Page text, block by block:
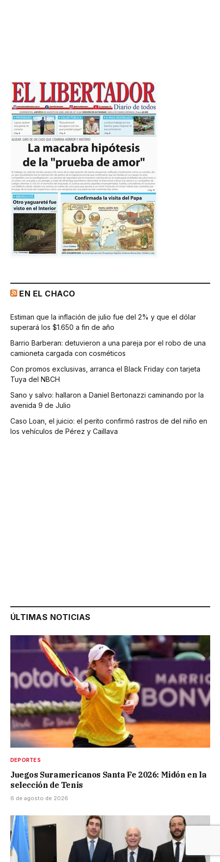
EN EL CHACO
Estiman que la inflación de julio fue del 2% y que el dólar
superará los $1.650 a fin de año
Barrio Barberan: detuvieron a una pareja por el robo de una
camioneta cargada con cosméticos
Con promos exclusivas, arranca el Black Friday con tarjeta
Tuya del NBCH
Sano y salvo: hallaron a Daniel Bertonazzi caminando por la
avenida 9 de Julio
Caso Loan, el juicio: el perito confirmó rastros de del niño en
los vehículos de Pérez y Caillava
ÚLTIMAS NOTICIAS
DEPORTES
Juegos Suramericanos Santa Fe 2026: Midón en la
selección de Tenis
6 de agosto de 2026